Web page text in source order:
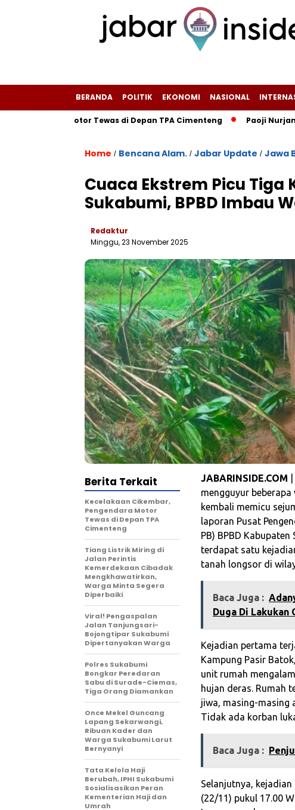
BERANDA POLITIK EKONOMI NASIONAL
Motor Tewas di Depan TPA Cimenteng Paoji Nurjaman
Home / Bencana Alam. / Jabar Update / Jawa
Cuaca Ekstrem Picu Tiga
Sukabumi, BPBD Imbau
Redaktur
Minggu, 23 November 2025
JABARINSIDE.COM
mengguyur
kembali memicu
laporan Pusat
PB) BPBD
terdapat satu
tanah longsor di
Baca Juga :
Duga Di Lakukan
Kejadian pertama
Kampung Pasir
unit rumah
hujan deras. Rumah
jiwa, masing-masing
Tidak ada korban
Baca Juga :
Selanjutnya,
(22/11) pukul 17.00
Berita Terkait
Kecelakaan Cikembar,
Pengendara Motor
Tewas di Depan TPA
Cimenteng
Tiang Listrik Miring di
Jalan Perintis
Kemerdekaan Cibadak
Mengkhawatirkan,
Warga Minta Segera
Diperbaiki
Viral! Pengaspalan
Jalan Tanjungsari-
Bojongtipar Sukabumi
Dipertanyakan Warga
Polres Sukabumi
Bongkar Peredaran
Sabu di Surade-Ciemas,
Tiga Orang Diamankan
Once Mekel Guncang
Lapang Sekarwangi,
Ribuan Kader dan
Warga Sukabumi Larut
Bernyanyi
Tata Kelola Haji
Berubah, IPHI Sukabumi
Sosialisasikan Peran
Kementerian Haji dan
Umrah